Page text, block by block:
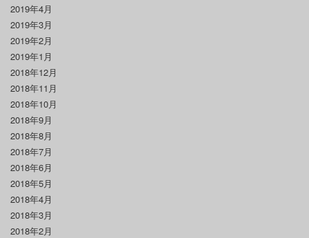
2019年4月
2019年3月
2019年2月
2019年1月
2018年12月
2018年11月
2018年10月
2018年9月
2018年8月
2018年7月
2018年6月
2018年5月
2018年4月
2018年3月
2018年2月